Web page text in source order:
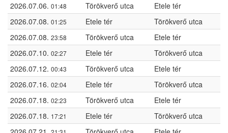
2026.07.06. 01:48 Törökverő utca
Etele tér
2026.07.08. 01:25 Etele tér
Törökverő utca
2026.07.08. 23:58 Törökverő utca
Etele tér
2026.07.10. 02:27 Etele tér
Törökverő utca
2026.07.12. 00:43 Törökverő utca
Etele tér
2026.07.16. 02:04 Etele tér
Törökverő utca
2026.07.18. 02:23 Törökverő utca
Etele tér
2026.07.18. 17:21 Etele tér
Törökverő utca